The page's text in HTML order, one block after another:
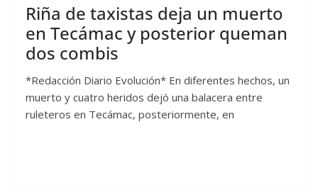
Riña de taxistas deja un muerto
en Tecámac y posterior queman
dos combis
*Redacción Diario Evolución* En diferentes hechos, un
muerto y cuatro heridos dejó una balacera entre
ruleteros en Tecámac, posteriormente, en